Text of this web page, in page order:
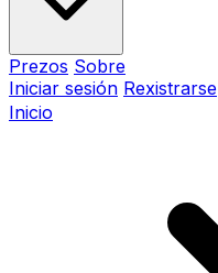
Prezos Sobre
Iniciar sesión Rexistrarse
Inicio